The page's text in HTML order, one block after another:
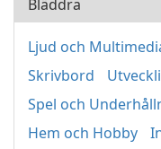
Bläddra
Ljud och
Skrivbord
Spel och
Hem och Hobby